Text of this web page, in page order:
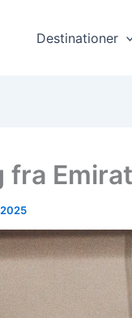
Destinationer
fra